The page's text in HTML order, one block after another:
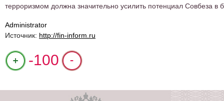
терроризмом должна значительно усилить потенциал Совбеза в
Administrator
Источник: http://fin-inform.ru
+1
-100